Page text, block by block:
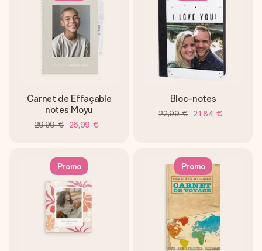
Carnet de Effaçable
notes Moyu
29,99 € 26,99 €
Bloc-notes
22,99 € 21,84 €
Promo Promo